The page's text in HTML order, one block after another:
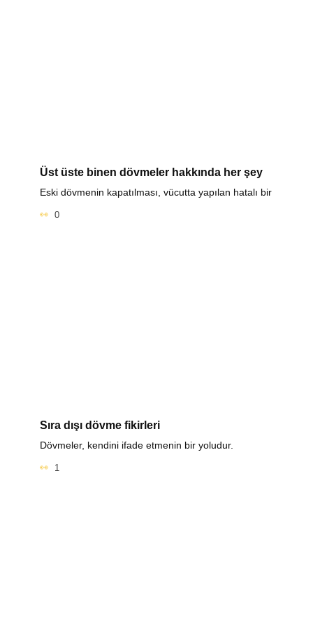
Üst üste binen dövmeler hakkında her şey
Eski dövmenin kapatılması, vücutta yapılan hatalı bir
0
Sıra dışı dövme fikirleri
Dövmeler, kendini ifade etmenin bir yoludur.
1